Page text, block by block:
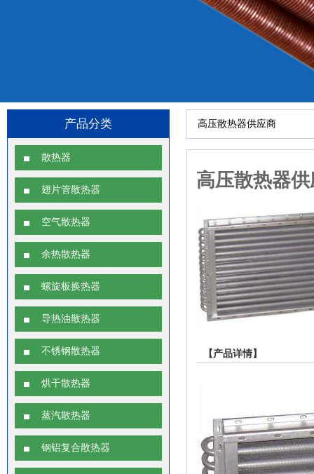
产品分类
散热器
翅片管散热器
空气散热器
余热散热器
螺旋板换热器
导热油散热器
不锈钢散热器
烘干散热器
蒸汽散热器
钢铝复合散热器
高压散热器供应商
高压散热器
【产品详情】